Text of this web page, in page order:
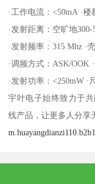
·工作电流：<50mA ·
·发射距离：空旷地
·发射频率：315 Mhz ·
·调频方式：ASK/OOK
·发射功率：<250mW ·
宇叶电子始终致力于
线产品，让更多人分享